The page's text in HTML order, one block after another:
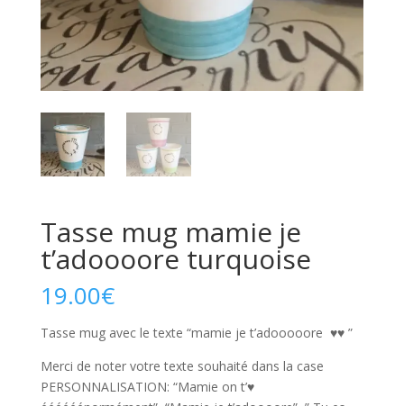
Tasse mug mamie je
t’adoooore turquoise
19.00€
Tasse mug avec le texte “mamie je t’adooooore ♥♥ ”
Merci de noter votre texte souhaité dans la case
PERSONNALISATION: “Mamie on t’♥